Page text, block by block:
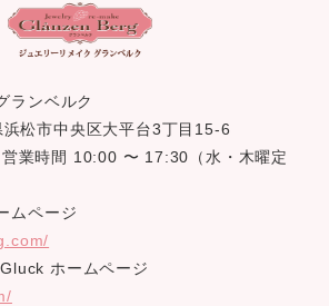
ランベルク
松市中央区大平台3丁目15-6
業時間 10:00 〜 17:30（水・木曜定
ムページ
ホームページ